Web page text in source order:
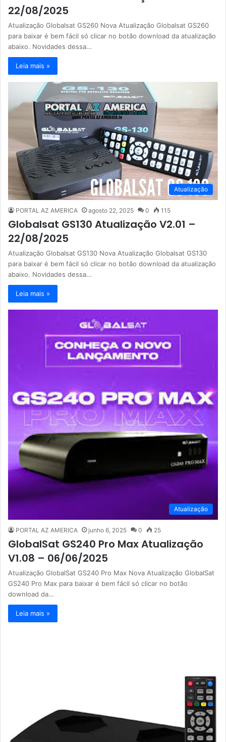
22/08/2025
Atualização Globalsat GS260 Nova Atualização Globalsat GS260
para baixar é bem fácil só clicar no botão download da atualização
abaixo. Novidades dessa…
Leia mais »
Atualização
PORTAL AZ AMERICA agosto 22, 2025 0 115
Globalsat GS130 Atualização V2.01 –
22/08/2025
Atualização Globalsat GS130 Nova Atualização Globalsat GS130
para baixar é bem fácil só clicar no botão download da atualização
abaixo. Novidades dessa…
Leia mais »
Atualização
PORTAL AZ AMERICA junho 6, 2025 0 25
GlobalSat GS240 Pro Max Atualização
V1.08 – 06/06/2025
Atualização GlobalSat GS240 Pro Max Nova Atualização GlobalSat
GS240 Pro Max para baixar é bem fácil só clicar no botão
download da…
Leia mais »